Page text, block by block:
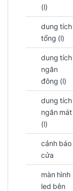
(l)
dung tích
tổng (l)
dung tích
ngăn
đông (l)
dung tích
ngăn mát
(l)
cảnh báo
cửa
màn hình
led bên